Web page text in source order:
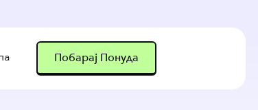
Побарај Понуда